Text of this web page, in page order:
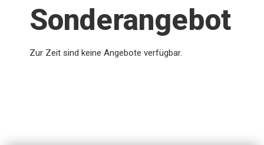
Sonderangebot
Zur Zeit sind keine Angebote verfügbar.